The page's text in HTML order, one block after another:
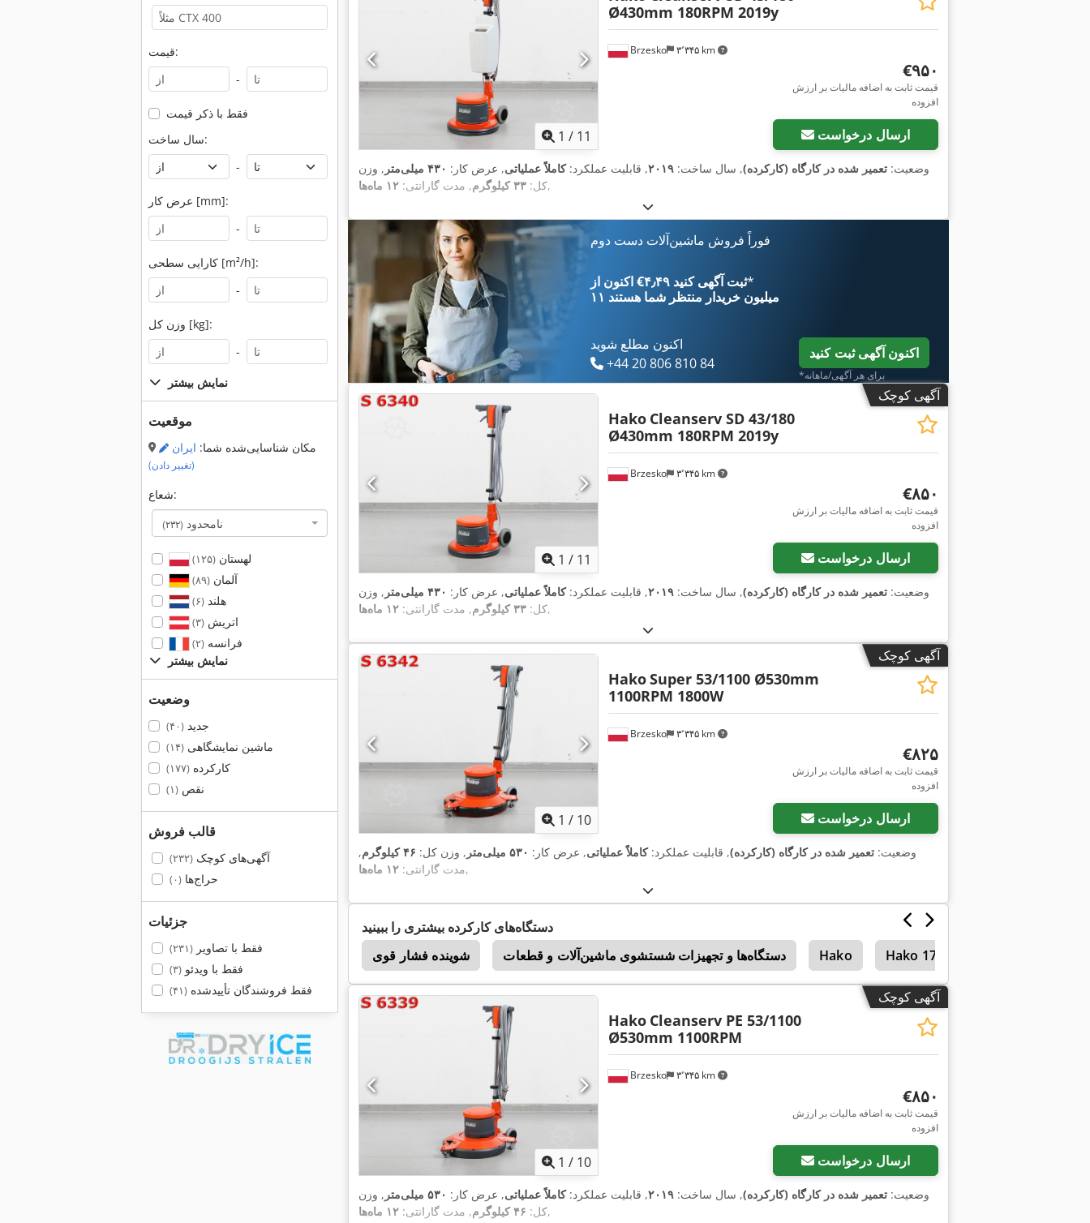
قیمت:
-
فقط با ذکر قیمت
سال ساخت:
-
عرض کار [mm]:
-
کارایی سطحی [m²/h]:
-
وزن کل [kg]:
-
نمایش بیشتر
موقعیت
مکان شناسایی‌شده شما: ایران
(تغییر دادن)
شعاع:
نامحدود (۲۳۲)
لهستان(۱۲۵)
آلمان(۸۹)
هلند(۶)
اتریش(۳)
فرانسه(۲)
نمایش بیشتر
وضعیت
جدید(۴۰)
ماشین نمایشگاهی(۱۴)
کارکرده(۱۷۷)
نقص(۱)
قالب فروش
آگهی‌های کوچک(۲۳۲)
حراج‌ها(۰)
جزئیات
فقط با تصاویر(۲۳۱)
فقط با ویدئو(۳)
فقط فروشندگان تأییدشده(۴۱)
1 / 11
Brzesko ۳٬۳۴۵ km
Ø430mm 180RPM 2019y
‎€۹۵۰
قیمت ثابت به اضافه مالیات بر ارزش
افزوده
ارسال درخواست
وضعیت: تعمیر شده در کارگاه (کارکرده), سال ساخت: ۲۰۱۹, قابلیت عملکرد:کاملاً عملیاتی, عرض کار: ۴۳۰ میلی‌متر
, وزن
کل: ۳۳ کیلوگرم , مدت گارانتی: ۱۲ ماه‌ها ,
فوراً فروش ماشین‌آلات دست دوم
اکنون از ‎€۴٫۴۹ ثبت آگهی کنید*
۱۱ میلیون خریدار منتظر شما هستند
اکنون مطلع شوید
+44 20 806 810 84
اکنون آگهی ثبت کنید
*برای هر آگهی/ماهانه
آگهی کوچک
1 / 11
Brzesko ۳٬۳۴۵ km
Hako Cleanserv SD 43/180
Ø430mm 180RPM 2019y
‎€۸۵۰
قیمت ثابت به اضافه مالیات بر ارزش
افزوده
ارسال درخواست
وضعیت: تعمیر شده در کارگاه (کارکرده), سال ساخت: ۲۰۱۹, قابلیت عملکرد:کاملاً عملیاتی, عرض کار: ۴۳۰ میلی‌متر
, وزن
کل: ۳۳ کیلوگرم , مدت گارانتی: ۱۲ ماه‌ها ,
آگهی کوچک
1 / 10
Brzesko ۳٬۳۴۵ km
HakoSuper 53/1100 Ø530mm
1100RPM 1800W
‎€۸۲۵
قیمت ثابت به اضافه مالیات بر ارزش
افزوده
ارسال درخواست
وضعیت: تعمیر شده در کارگاه (کارکرده), قابلیت عملکرد:کاملاً عملیاتی, عرض کار: ۵۳۰ میلی‌متر , وزن کل: ۴۶ کیلوگرم
,
مدت گارانتی: ۱۲ ماه‌ها ,
دستگاه‌های کارکرده بیشتری را ببینید
شوینده فشار قوی
دستگاه‌ها و تجهیزات شستشوی ماشین‌آلات و قطعات Hako Hako 1700
Nilfisk Karcher Bd 450
آگهی کوچک
1 / 10
Brzesko ۳٬۳۴۵ km
Hako Cleanserv PE 53/1100
Ø530mm 1100RPM
‎€۸۵۰
قیمت ثابت به اضافه مالیات بر ارزش
افزوده
ارسال درخواست
وضعیت: تعمیر شده در کارگاه (کارکرده), سال ساخت: ۲۰۱۹, قابلیت عملکرد:کاملاً عملیاتی, عرض کار: ۵۳۰ میلی‌متر
, وزن
کل: ۴۶ کیلوگرم , مدت گارانتی: ۱۲ ماه‌ها ,